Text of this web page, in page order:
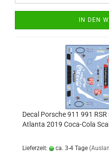
IN DEN
Decal Porsche 911 991
Atlanta 2019 Coca-Cola
Lieferzeit: ca. 3-4 Tage